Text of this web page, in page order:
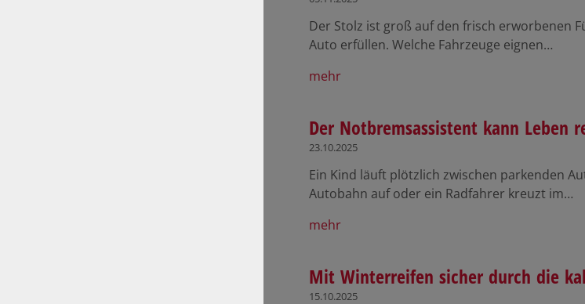
Der Stolz ist groß auf den frisch erworbenen
Auto erfüllen. Welche Fahrzeuge eignen…
mehr
Der Notbremsassistent kann Leben
23.10.2025
Ein Kind läuft plötzlich zwischen parkenden
Autobahn auf oder ein Radfahrer kreuzt im…
mehr
Mit Winterreifen sicher durch die
15.10.2025